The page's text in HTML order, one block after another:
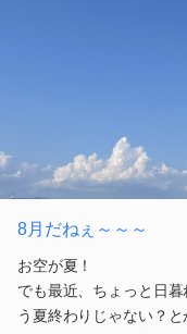
8月だねぇ～～～
お空が夏！
でも最近、ちょっと日
う夏終わりじゃない？